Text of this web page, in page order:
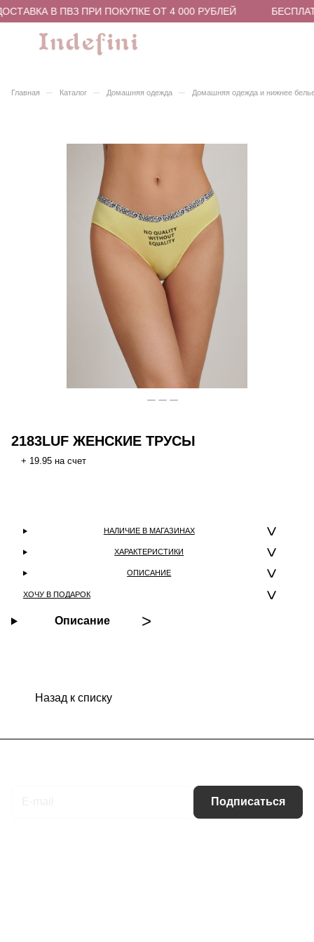
В ПВЗ ПРИ ПОКУПКЕ ОТ 4 000 РУБЛЕЙ
Главная – Каталог – Домашняя одежда – Домашняя одежда и нижнее
2183LUF ЖЕНСКИЕ ТРУСЫ
+ 19.95 на счет
НАЛИЧИЕ В МАГАЗИНАХ
ХАРАКТЕРИСТИКИ
ОПИСАНИЕ
ХОЧУ В ПОДАРОК
Описание
Назад к списку
Подписаться